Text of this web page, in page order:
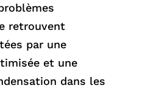
retrouvent
par une
et une
dans les